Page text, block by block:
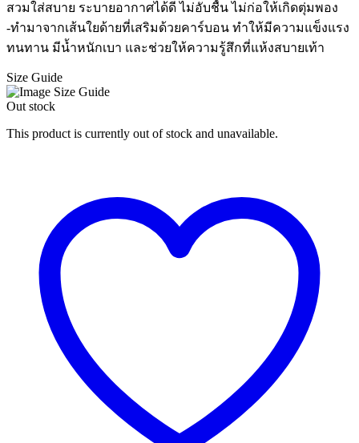
สวมใส่สบาย ระบายอากาศได้ดี ไม่อับชื้น ไม่ก่อให้เกิดตุ่มพอง
-ทำมาจากเส้นใยด้ายที่เสริมด้วยคาร์บอน ทำให้มีความแข็งแรง
ทนทาน มีน้ำหนักเบา และช่วยให้ความรู้สึกที่แห้งสบายเท้า
Size Guide
Out stock
This product is currently out of stock and unavailable.